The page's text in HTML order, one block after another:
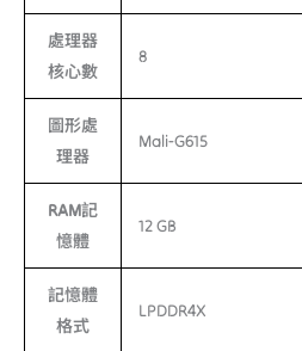
處理器
核心數
8
圖形處
理器
Mali-G615
RAM記
憶體
12 GB
記憶體
格式
LPDDR4X